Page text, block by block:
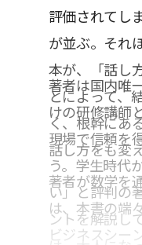
評価されてし
が並ぶ。それ
本が、「話し
とによって、
く、根幹にあ
話し方をも変
著者は国内唯
けの研修講師
現場で信頼を
う。学生時代
い」と評判の
ントを解説し
著者が数学を
は、本書の端
ビジネスシー